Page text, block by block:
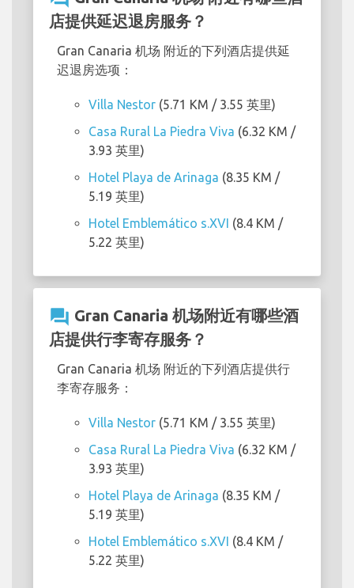
店提供延迟退房服务？
Gran Canaria 机场 附近的下列酒店提供延
迟退房选项：
Villa Nestor (5.71 KM / 3.55 英里)
Casa Rural La Piedra Viva (6.32 KM /
3.93 英里)
Hotel Playa de Arinaga (8.35 KM /
5.19 英里)
Hotel Emblemático s.XVI (8.4 KM /
5.22 英里)
question_answer Gran Canaria 机场附近有哪些酒
店提供行李寄存服务？
Gran Canaria 机场 附近的下列酒店提供行
李寄存服务：
Villa Nestor (5.71 KM / 3.55 英里)
Casa Rural La Piedra Viva (6.32 KM /
3.93 英里)
Hotel Playa de Arinaga (8.35 KM /
5.19 英里)
Hotel Emblemático s.XVI (8.4 KM /
5.22 英里)